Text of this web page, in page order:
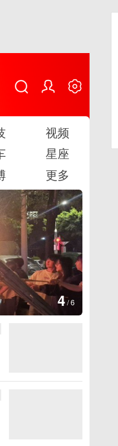
视频
星座
更多
5/6